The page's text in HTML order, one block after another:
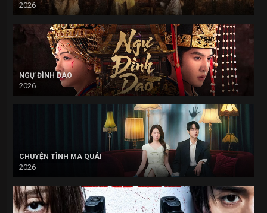
2026
NGỰ ĐÌNH DAO
2026
CHUYỆN TÌNH MA QUÁI
2026